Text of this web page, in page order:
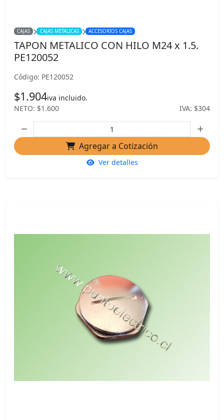
CAJAS CAJAS METALICAS ACCESORIOS CAJAS
TAPON METALICO CON HILO M24 x 1.5.
PE120052
Código: PE120052
$1.904iva incluido.
NETO: $1.600
IVA: $304
Agregar a Cotización
Ver detalles